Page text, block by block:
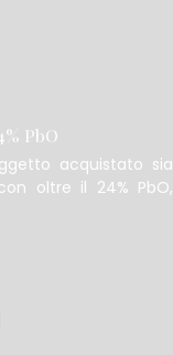
PbO
acquistato sia
oltre il 24% PbO,